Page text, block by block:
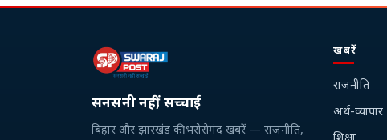
सनसनी नहीं, सच्चाई
बिहार और झारखंड की भरोसेमंद खबरें — राजनीति,
खबरें
राजनीति
अर्थ-व्यापार